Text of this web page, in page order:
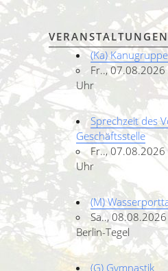
VERANSTALTUNGEN
(Ka)
Fr..,
Uhr
Sprechzeit des
Geschäftsstelle
Fr..,
Uhr
(M)
Sa.., 08.08.2026
Berlin-Tegel
(G) Gymnastik